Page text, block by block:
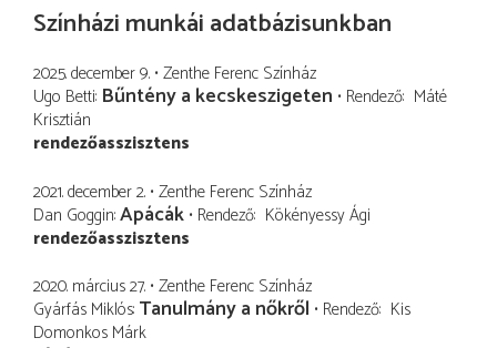
Színházi munkái adatbázisunkban
2025. december 9. Zenthe Ferenc Színház
Ugo Betti Bűntény a kecskeszigeten Rendező Máté
Krisztián
rendezőasszisztens
2021. december 2. Zenthe Ferenc Színház
Dan Goggin Apácák Rendező Kökényessy Ági
rendezőasszisztens
2020. március 27. Zenthe Ferenc Színház
Gyárfás Miklós Tanulmány a nőkről Rendező Kis
Domonkos Márk